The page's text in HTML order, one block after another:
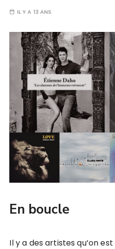
IL Y A 13 ANS
En boucle
Il y a des artistes qu’on